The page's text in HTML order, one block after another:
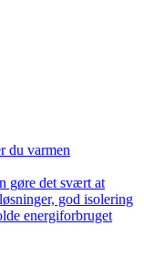
du varmen
gøre det svært at
god isolering
energiforbruget